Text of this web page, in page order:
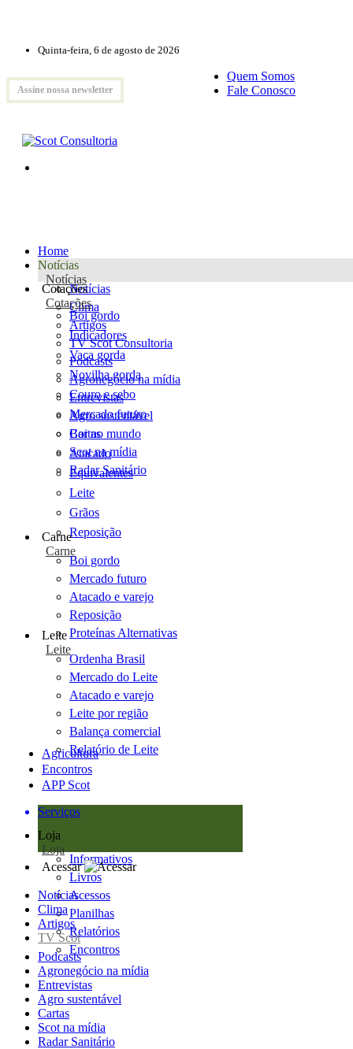
Quinta-feira, 6 de agosto de 2026
Assine nossa newsletter
Quem Somos
Fale Conosco
Home
Notícias
Notícias
Notícias
Clima
Artigos
TV Scot Consultoria
Podcasts
Agronegócio na mídia
Entrevistas
Agro sustentável
Cartas
Scot na mídia
Radar Sanitário
Cotações
Cotações
Boi gordo
Indicadores
Vaca gorda
Novilha gorda
Couro e sebo
Mercado futuro
Boi no mundo
Atacado
Equivalentes
Leite
Grãos
Reposição
Carne
Carne
Boi gordo
Mercado futuro
Atacado e varejo
Reposição
Proteínas Alternativas
Leite
Leite
Ordenha Brasil
Mercado do Leite
Atacado e varejo
Leite por região
Balança comercial
Relatório de Leite
Agricultura
Encontros
APP Scot
Serviços
Loja
Loja
Informativos
Livros
Acessos
Planilhas
Relatórios
Encontros
Acessar
Notícias
Clima
Artigos
TV Scot
Podcasts
Agronegócio na mídia
Entrevistas
Agro sustentável
Cartas
Scot na mídia
Radar Sanitário